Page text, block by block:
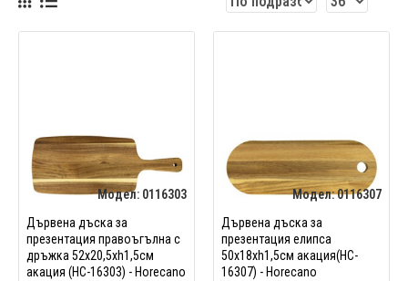
Модел: 0116303
Дървена дъска за
презентация правоъгълна с
дръжкa 52x20,5xh1,5см
акация (HC-16303) - Horecano
Модел:0116307
Дървена дъска за
презентация елипса
50x18xh1,5см акация(HC-
16307) - Horecano